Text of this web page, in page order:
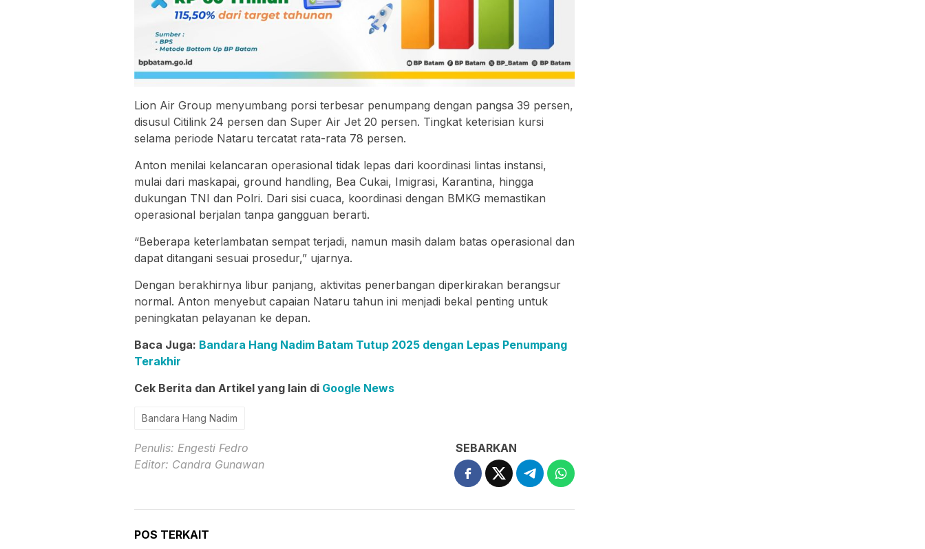
Lion Air Group menyumbang porsi terbesar penumpang dengan pangsa 39 persen,
disusul Citilink 24 persen dan Super Air Jet 20 persen. Tingkat keterisian kursi
selama periode Nataru tercatat rata-rata 78 persen.
Anton menilai kelancaran operasional tidak lepas dari koordinasi lintas instansi,
mulai dari maskapai, ground handling, Bea Cukai, Imigrasi, Karantina, hingga
dukungan TNI dan Polri. Dari sisi cuaca, koordinasi dengan BMKG memastikan
operasional berjalan tanpa gangguan berarti.
“Beberapa keterlambatan sempat terjadi, namun masih dalam batas operasional dan
dapat ditangani sesuai prosedur,” ujarnya.
Dengan berakhirnya libur panjang, aktivitas penerbangan diperkirakan berangsur
normal. Anton menyebut capaian Nataru tahun ini menjadi bekal penting untuk
peningkatan pelayanan ke depan.
Baca Juga: Bandara Hang Nadim Batam Tutup 2025 dengan Lepas Penumpang
Terakhir
Cek Berita dan Artikel yang lain di Google News
Bandara Hang Nadim
Penulis: Engesti Fedro
Editor: Candra Gunawan
SEBARKAN
POS TERKAIT